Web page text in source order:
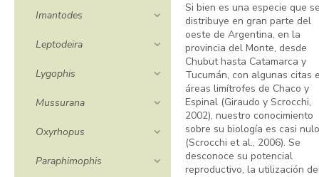
Imantodes
Leptodeira
Lygophis
Mussurana
Oxyrhopus
Paraphimophis
Si bien es una especie que
distribuye en gran parte del
oeste de Argentina, en la
provincia del Monte, desde
Chubut hasta Catamarca y
Tucumán, con algunas citas
áreas limítrofes de Chaco y
Espinal (Giraudo y Scrocchi,
2002), nuestro conocimiento
sobre su biología es casi nulo
(Scrocchi et al., 2006). Se
desconoce su potencial
reproductivo, la utilización